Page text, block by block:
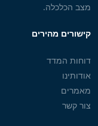
מצב הכלכלה.
קישורים מהירים
דוחות המדד
אודותינו
מאמרים
צור קשר